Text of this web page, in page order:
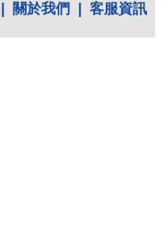
關於我們
客服資訊